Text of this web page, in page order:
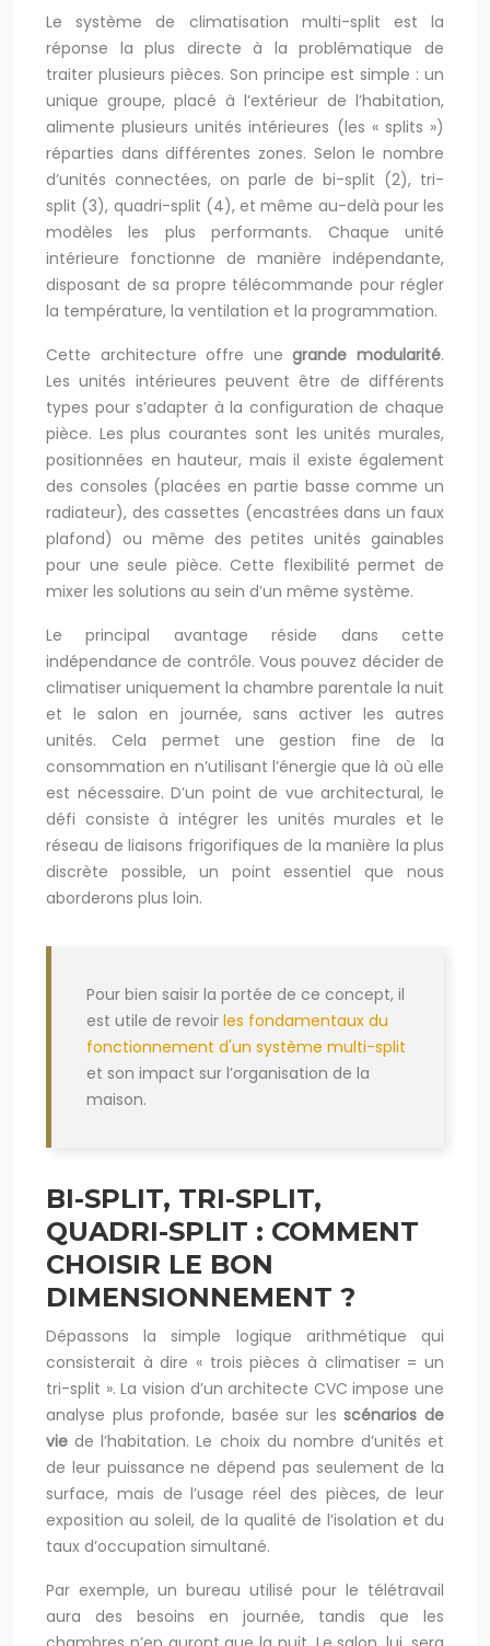
Le système de climatisation multi-split est la
réponse la plus directe à la problématique de
traiter plusieurs pièces. Son principe est simple : un
unique groupe, placé à l’extérieur de l’habitation,
alimente plusieurs unités intérieures (les « splits »)
réparties dans différentes zones. Selon le nombre
d’unités connectées, on parle de bi-split (2), tri-
split (3), quadri-split (4), et même au-delà pour les
modèles les plus performants. Chaque unité
intérieure fonctionne de manière indépendante,
disposant de sa propre télécommande pour régler
la température, la ventilation et la programmation.
Cette architecture offre unegrande modularité.
Les unités intérieures peuvent être de différents
types pour s’adapter à la configuration de chaque
pièce. Les plus courantes sont les unités murales,
positionnées en hauteur, mais il existe également
des consoles (placées en partie basse comme un
radiateur), des cassettes (encastrées dans un faux
plafond) ou même des petites unités gainables
pour une seule pièce. Cette flexibilité permet de
mixer les solutions au sein d’un même système.
Le principal avantage réside dans cette
indépendance de contrôle. Vous pouvez décider de
climatiser uniquement la chambre parentale la nuit
et le salon en journée, sans activer les autres
unités. Cela permet une gestion fine de la
consommation en n’utilisant l’énergie que là où elle
est nécessaire. D’un point de vue architectural, le
défi consiste à intégrer les unités murales et le
réseau de liaisons frigorifiques de la manière la plus
discrète possible, un point essentiel que nous
aborderons plus loin.
Pour bien saisir la portée de ce concept, il
est utile de revoir les fondamentaux du
fonctionnement d'un système multi-split
et son impact sur l’organisation de la
maison.
BI-SPLIT, TRI-SPLIT,
QUADRI-SPLIT : COMMENT
CHOISIR LE BON
DIMENSIONNEMENT ?
Dépassons la simple logique arithmétique qui
consisterait à dire « trois pièces à climatiser = un
tri-split ». La vision d’un architecte CVC impose une
analyse plus profonde, basée sur lesscénarios de
vie de l’habitation. Le choix du nombre d’unités et
de leur puissance ne dépend pas seulement de la
surface, mais de l’usage réel des pièces, de leur
exposition au soleil, de la qualité de l’isolation et du
taux d’occupation simultané.
Par exemple, un bureau utilisé pour le télétravail
aura des besoins en journée, tandis que les